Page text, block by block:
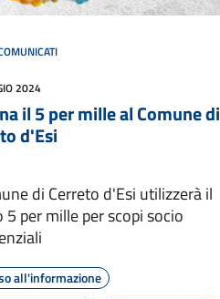
2024
il 5 per mille al Comune di
d'Esi
di Cerreto d'Esi utilizzerà il
5 per mille per scopi socio
all'informazione